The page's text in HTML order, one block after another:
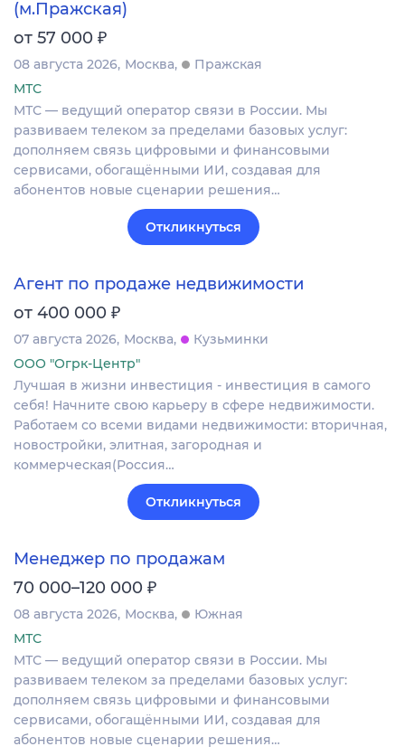
(м.Пражская)
от 57 000 ₽
08 августа 2026 Москва
Пражская
МТС
МТС — ведущий оператор связи в России. Мы
развиваем телеком за пределами базовых услуг:
дополняем связь цифровыми и финансовыми
сервисами, обогащёнными ИИ, создавая для
абонентов новые сценарии решения…
Откликнуться
Агент по продаже недвижимости
от 400 000 ₽
07 августа 2026 Москва
Кузьминки
ООО "Огрк-Центр"
Лучшая в жизни инвестиция - инвестиция в самого
себя! Начните свою карьеру в сфере недвижимости.
Работаем со всеми видами недвижимости: вторичная,
новостройки, элитная, загородная и
коммерческая(Россия…
Откликнуться
Менеджер по продажам
70 000–120 000 ₽
08 августа 2026 Москва
Южная
МТС
МТС — ведущий оператор связи в России. Мы
развиваем телеком за пределами базовых услуг:
дополняем связь цифровыми и финансовыми
сервисами, обогащёнными ИИ, создавая для
абонентов новые сценарии решения…